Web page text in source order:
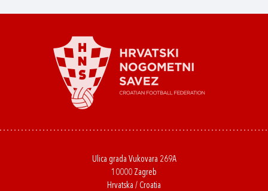
Ulica grada Vukovara 269A
10000 Zagreb
Hrvatska / Croatia